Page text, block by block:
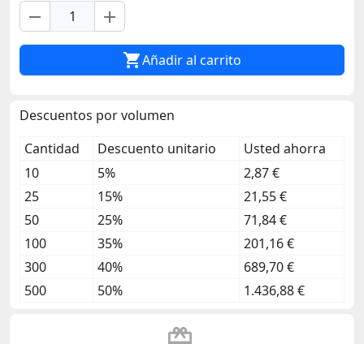
remove add
Añadir al carrito
Descuentos por volumen
Cantidad
Descuento unitario
Usted ahorra
10
5%
2,87 €
25
15%
21,55 €
50
25%
71,84 €
100
35%
201,16 €
300
40%
689,70 €
500
50% 1.436,88 €